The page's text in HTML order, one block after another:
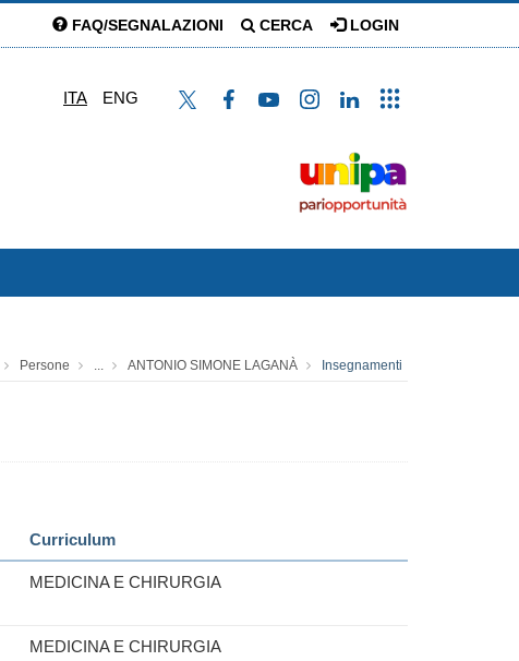
FAQ/SEGNALAZIONI CERCA LOGIN
ITA ENG
Persone ... ANTONIO SIMONE LAGANÀ Insegnamenti
Curriculum
MEDICINA E CHIRURGIA
MEDICINA E CHIRURGIA